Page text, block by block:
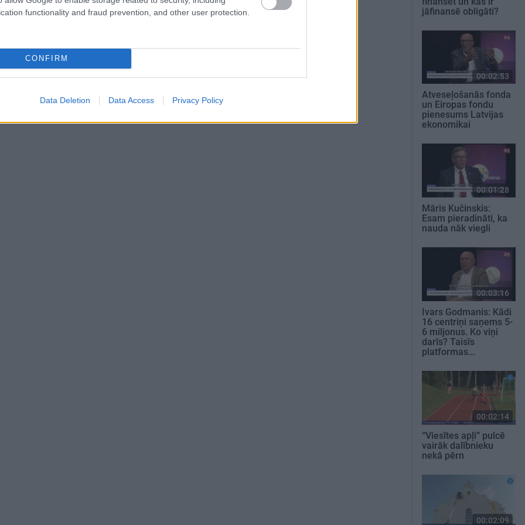
functionality and fraud prevention, and other user protection.
CONFIRM
Data Deletion Data Access Privacy Policy
jāfinansē obligāti?
00:02:53
Atveseļošanās fonda
un Eiropas fondu
pienesums Latvijas
ekonomikai
00:01:28
Māris Kučinskis:
Esam pieradināti, ka
nauda nāk viegli
00:03:16
Ivars Godmanis: Kādi
16 centriņi saņems 5-
6 miljonus. Ko viņi
darīs? Taisīs
platformas...
00:02:14
“Viesītes apļi” pulcē
vairāk dalībnieku
nekā pērn
00:02:09